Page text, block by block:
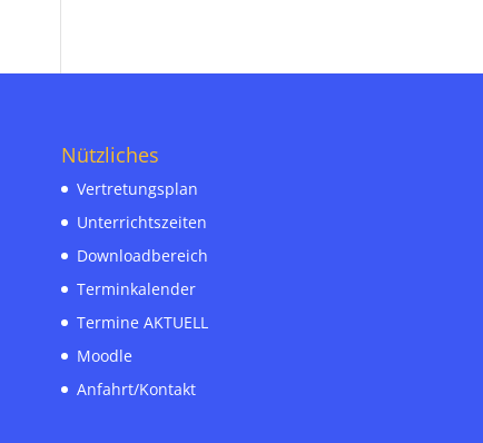
Nützliches
Vertretungsplan
Unterrichtszeiten
Downloadbereich
Terminkalender
Termine AKTUELL
Moodle
Anfahrt/Kontakt